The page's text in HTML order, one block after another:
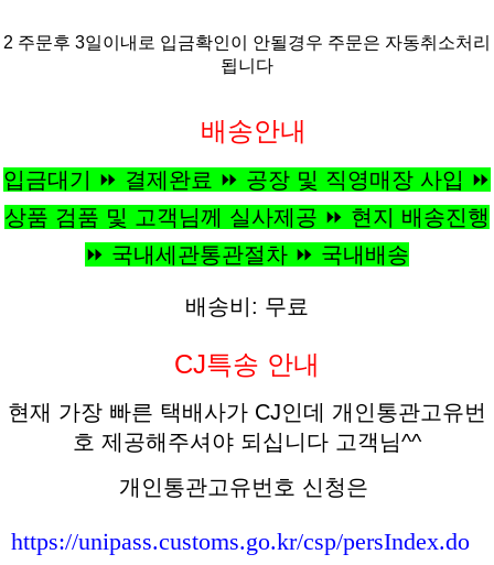
2 주문후 3일이내로 입금확인이 안될경우 주문은 자동취소처리
됩니다
배송안내
입금대기 ⏩ 결제완료 ⏩ 공장 및 직영매장 사입 ⏩
상품 검품 및 고객님께 실사제공 ⏩ 현지 배송진행
⏩ 국내세관통관절차 ⏩ 국내배송
배송비: 무료
CJ특송 안내
현재 가장 빠른 택배사가 CJ인데 개인통관고유번
호 제공해주셔야 되십니다 고객님^^
개인통관고유번호 신청은
https://unipass.customs.go.kr/csp/persIndex.do